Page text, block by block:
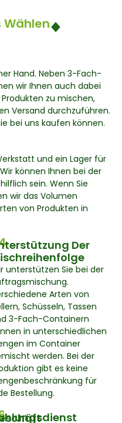
Wählen
Hand. Neben 3-Fach-
wir Ihnen auch dabei
zu mischen,
Versand durchzuführen.
bei uns kaufen können.
und ein Lager für
können Ihnen bei der
sein. Wenn Sie
wir das Volumen
von Produkten in
Der
unterstützen Sie bei der
Arten von
Schüsseln, Tassen
3-Fach-Containern
in unterschiedlichen
im Container
werden. Bei der
gibt es keine
für
Bestellung.